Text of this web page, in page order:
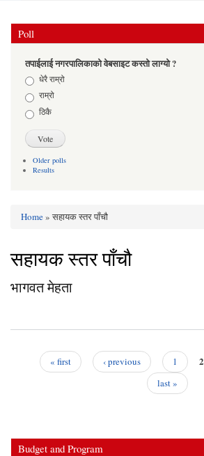
Poll
तपाईलाई नगरपालिकाको वेबसाइट कस्तो लाग्यो ?
Choicesधेरै राम्रो
राम्रो
ठिकै
Older polls
Results
Home» सहायक स्तर पाँचौ
सहायक स्तर पाँचौ
भागवत मेहता
Pages
« first ‹ previous 1 2
last »
Budget and Program